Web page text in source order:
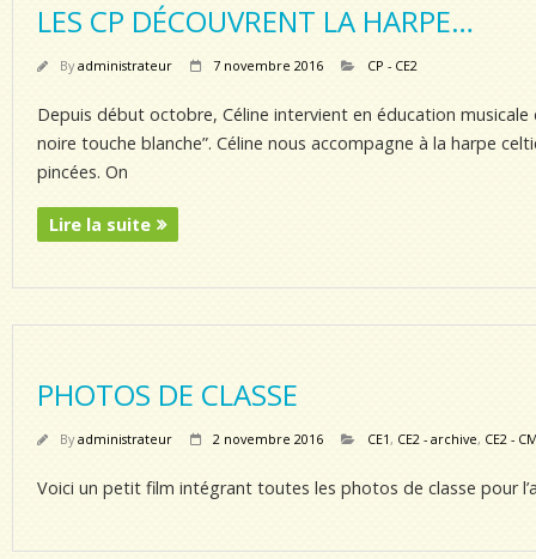
LES CP DÉCOUVRENT LA HARPE…
Byadministrateur 7 novembre 2016 CP - CE2
Depuis début octobre, Céline intervient en éducation
noire touche blanche”. Céline nous accompagne à la harpe
pincées. On
Lire la suite
PHOTOS DE CLASSE
Byadministrateur 2 novembre 2016 CE1, CE2 - archive, CE2 -
Voici un petit film intégrant toutes les photos de classe pour